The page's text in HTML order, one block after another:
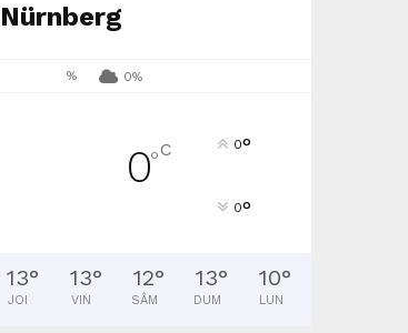
Nürnberg
% 0%
0°C 0°
0°
13°
JOI
13°
VIN
12°
SÂM
13°
DUM
10°
LUN